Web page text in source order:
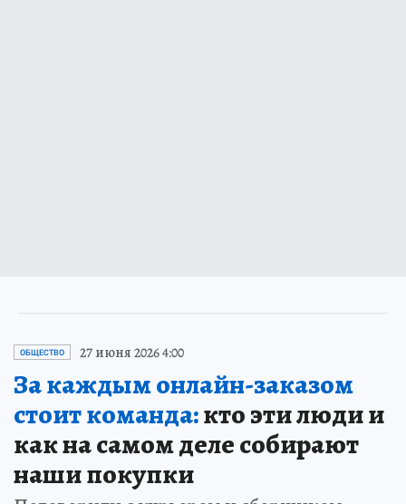
ОБЩЕСТВО 27 июня 2026 4:00
За каждым онлайн-заказом
стоит команда:кто эти люди и
как на самом деле собирают
наши покупки